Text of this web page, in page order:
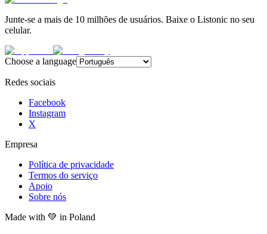
Junte-se a mais de 10 milhões de usuários. Baixe o Listonic no seu
celular.
Choose a language
Redes sociais
Facebook
Instagram
X
Empresa
Política de privacidade
Termos do serviço
Apoio
Sobre nós
Made with 💚 in Poland